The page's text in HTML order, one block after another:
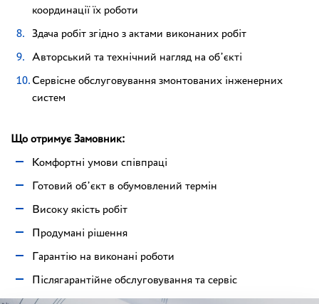
координації їх роботи
Здача робіт згідно з актами виконаних робіт
Авторський та технічний нагляд на об’єкті
Сервісне обслуговування змонтованих інженерних
систем
Що отримує Замовник:
Комфортні умови співпраці
Готовий об’єкт в обумовлений термін
Високу якість робіт
Продумані рішення
Гарантію на виконані роботи
Післягарантійне обслуговування та сервіс